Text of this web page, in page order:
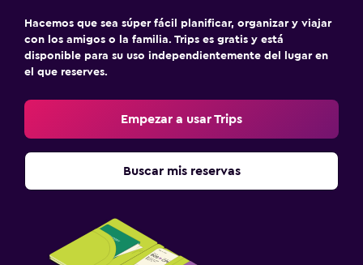
Hacemos que sea súper fácil planificar, organizar y viajar
con los amigos o la familia. Trips es gratis y está
disponible para su uso independientemente del lugar en
el que reserves.
Empezar a usar Trips
Buscar mis reservas